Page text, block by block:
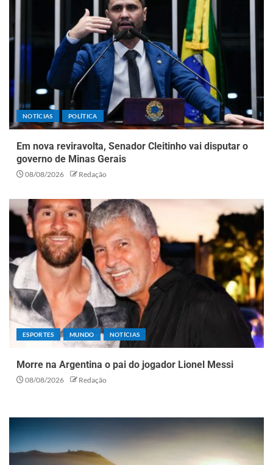
NOTÍCIAS POLÍTICA
Em nova reviravolta, Senador Cleitinho vai disputar o
governo de Minas Gerais
08/08/2026 Redação
ESPORTES MUNDO NOTÍCIAS
Morre na Argentina o pai do jogador Lionel Messi
08/08/2026 Redação